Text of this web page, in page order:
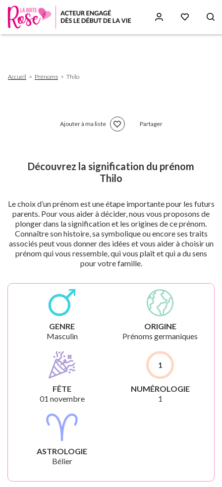
d'Ariane
Accueil Prénoms Thilo
Ajouter à ma liste Partager
Découvrez la signification du prénom
Thilo
Le choix d’un prénom est une étape importante pour les futurs
parents. Pour vous aider à décider, nous vous proposons de
plonger dans la signification et les origines de ce prénom.
Connaître son histoire, sa symbolique ou encore ses traits
associés peut vous donner des idées et vous aider à choisir un
prénom qui vous ressemble, qui vous plaît et qui a du sens
pour votre famille.
GENRE
Masculin
ORIGINE
Prénoms germaniques
FÊTE
01 novembre
1
NUMÉROLOGIE
1
ASTROLOGIE
Bélier